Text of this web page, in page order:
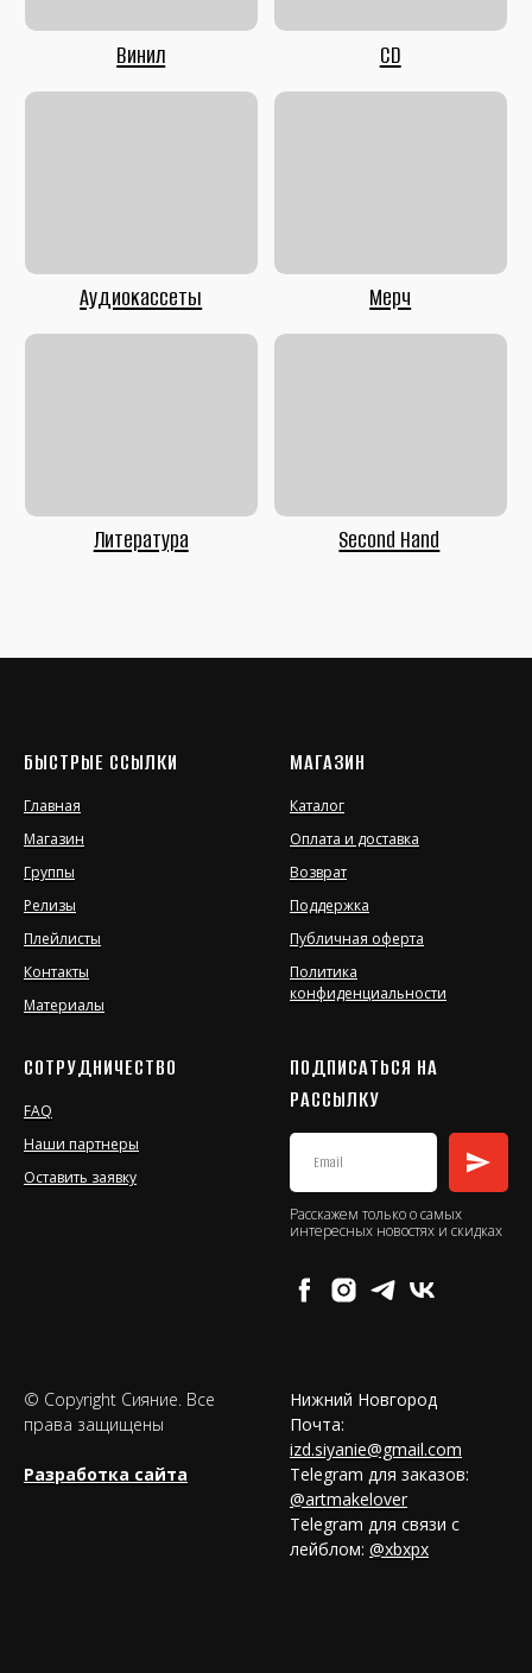
БЫСТРЫЕ ССЫЛКИ
Главная
Магазин
Группы
Релизы
Плейлисты
Контакты
Материалы
МАГАЗИН
Каталог
Оплата и доставка
Возврат
Поддержка
Публичная оферта
Политика
конфиденциальности
СОТРУДНИЧЕСТВО
FAQ
Наши партнеры
Оставить заявку
ПОДПИСАТЬСЯ НА
РАССЫЛКУ
Расскажем только о самых
интересных новостях и скидках
© Copyright Сияние. Все
права защищены
Разработка сайта
Нижний Новгород
Почта:
izd.siyanie@gmail.com
Telegram для заказов:
@artmakelover
Telegram для связи с
лейблом: @xbxpx